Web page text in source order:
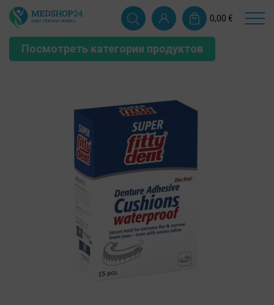
0,00 €
Посмотреть категории продуктов